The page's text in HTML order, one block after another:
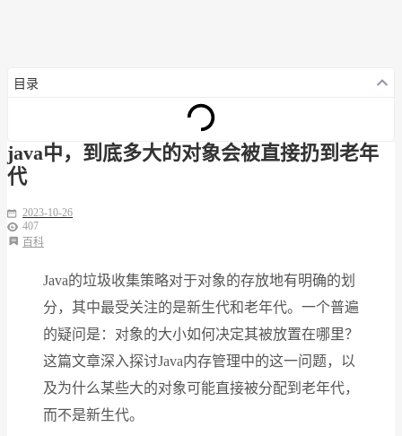
目录
java中，到底多大的对象会被直接扔到老年
代
2023-10-26
407
百科
Java的垃圾收集策略对于对象的存放地有明确的划
分，其中最受关注的是新生代和老年代。一个普遍
的疑问是：对象的大小如何决定其被放置在哪里？
这篇文章深入探讨Java内存管理中的这一问题，以
及为什么某些大的对象可能直接被分配到老年代，
而不是新生代。